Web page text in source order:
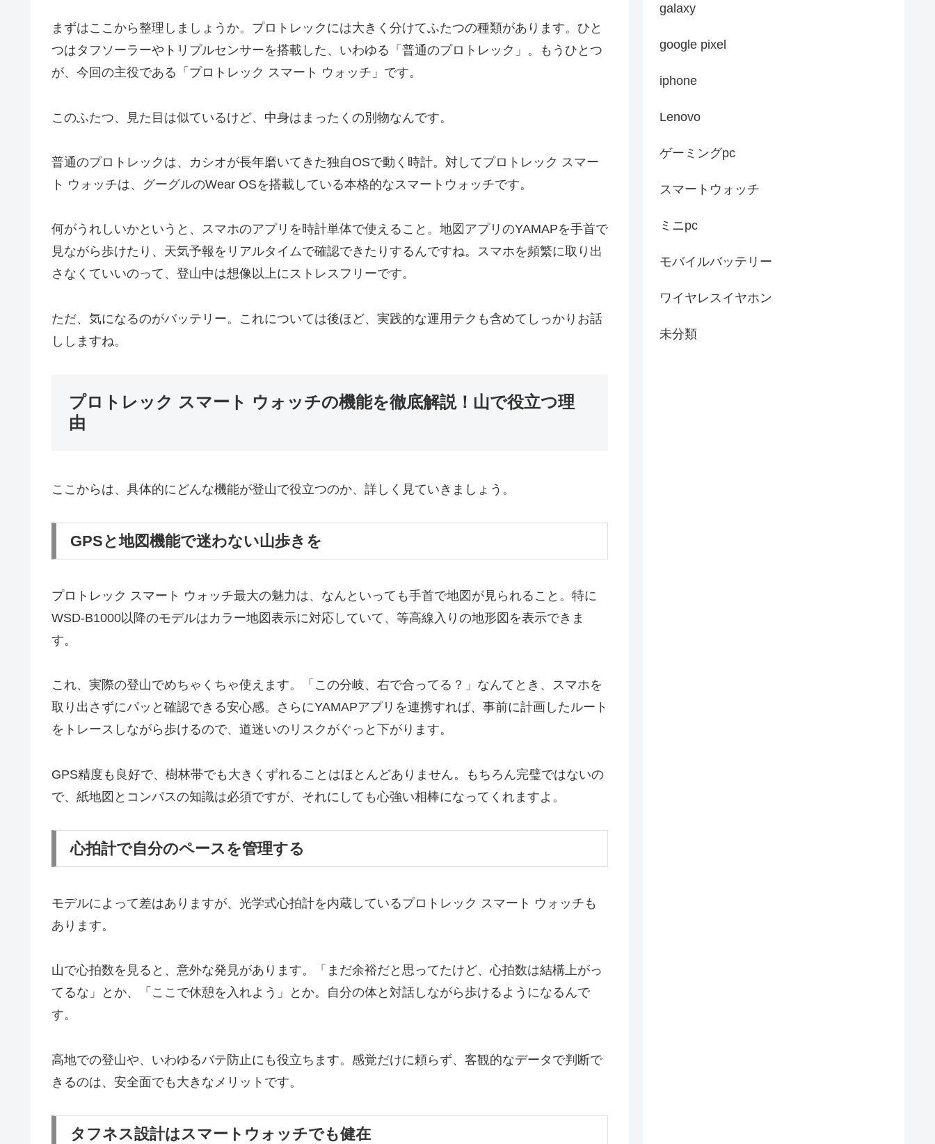
まずはここから整理しましょうか。プロトレックには大きく分けてふたつの種類があります。ひと
つはタフソーラーやトリプルセンサーを搭載した、いわゆる「普通のプロトレック」。もうひとつ
が、今回の主役である「プロトレック スマート ウォッチ」です。
このふたつ、見た目は似ているけど、中身はまったくの別物なんです。
普通のプロトレックは、カシオが長年磨いてきた独自OSで動く時計。対してプロトレック スマー
ト ウォッチは、グーグルのWear OSを搭載している本格的なスマートウォッチです。
何がうれしいかというと、スマホのアプリを時計単体で使えること。地図アプリのYAMAPを手首で
見ながら歩けたり、天気予報をリアルタイムで確認できたりするんですね。スマホを頻繁に取り出
さなくていいのって、登山中は想像以上にストレスフリーです。
ただ、気になるのがバッテリー。これについては後ほど、実践的な運用テクも含めてしっかりお話
ししますね。
プロトレック スマート ウォッチの機能を徹底解説！山で役立つ理
由
ここからは、具体的にどんな機能が登山で役立つのか、詳しく見ていきましょう。
GPSと地図機能で迷わない山歩きを
プロトレック スマート ウォッチ最大の魅力は、なんといっても手首で地図が見られること。特に
WSD-B1000以降のモデルはカラー地図表示に対応していて、等高線入りの地形図を表示できま
す。
これ、実際の登山でめちゃくちゃ使えます。「この分岐、右で合ってる？」なんてとき、スマホを
取り出さずにパッと確認できる安心感。さらにYAMAPアプリを連携すれば、事前に計画したルート
をトレースしながら歩けるので、道迷いのリスクがぐっと下がります。
GPS精度も良好で、樹林帯でも大きくずれることはほとんどありません。もちろん完璧ではないの
で、紙地図とコンパスの知識は必須ですが、それにしても心強い相棒になってくれますよ。
心拍計で自分のペースを管理する
モデルによって差はありますが、光学式心拍計を内蔵しているプロトレック スマート ウォッチも
あります。
山で心拍数を見ると、意外な発見があります。「まだ余裕だと思ってたけど、心拍数は結構上がっ
てるな」とか、「ここで休憩を入れよう」とか。自分の体と対話しながら歩けるようになるんで
す。
高地での登山や、いわゆるバテ防止にも役立ちます。感覚だけに頼らず、客観的なデータで判断で
きるのは、安全面でも大きなメリットです。
タフネス設計はスマートウォッチでも健在
galaxy
google pixel
iphone
Lenovo
ゲーミングpc
スマートウォッチ
ミニpc
モバイルバッテリー
ワイヤレスイヤホン
未分類